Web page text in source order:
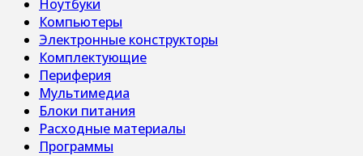
Ноутбуки
Компьютеры
Электронные конструкторы
Комплектующие
Периферия
Мультимедиа
Блоки питания
Расходные материалы
Программы